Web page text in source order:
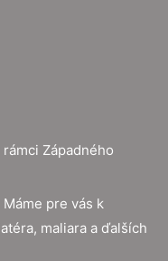
Západného
pre vás k
maliara a ďalších